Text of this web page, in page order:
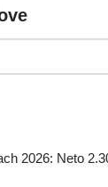
2026: Neto